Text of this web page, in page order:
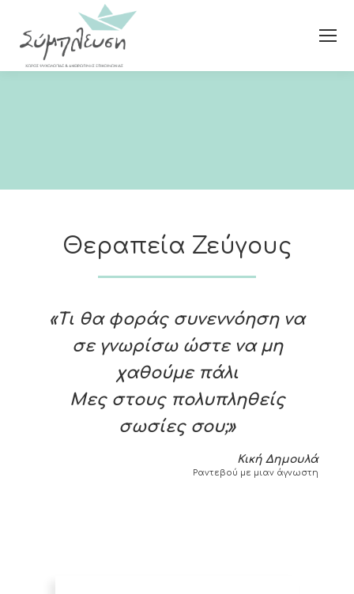
Θεραπεία Ζεύγους
«Τι θα φοράς συνεννόηση να
σε γνωρίσω ώστε να μη
χαθούμε πάλι
Μες στους πολυπληθείς
σωσίες σου;»
Κική Δημουλά
Ραντεβού με μιαν άγνωστη